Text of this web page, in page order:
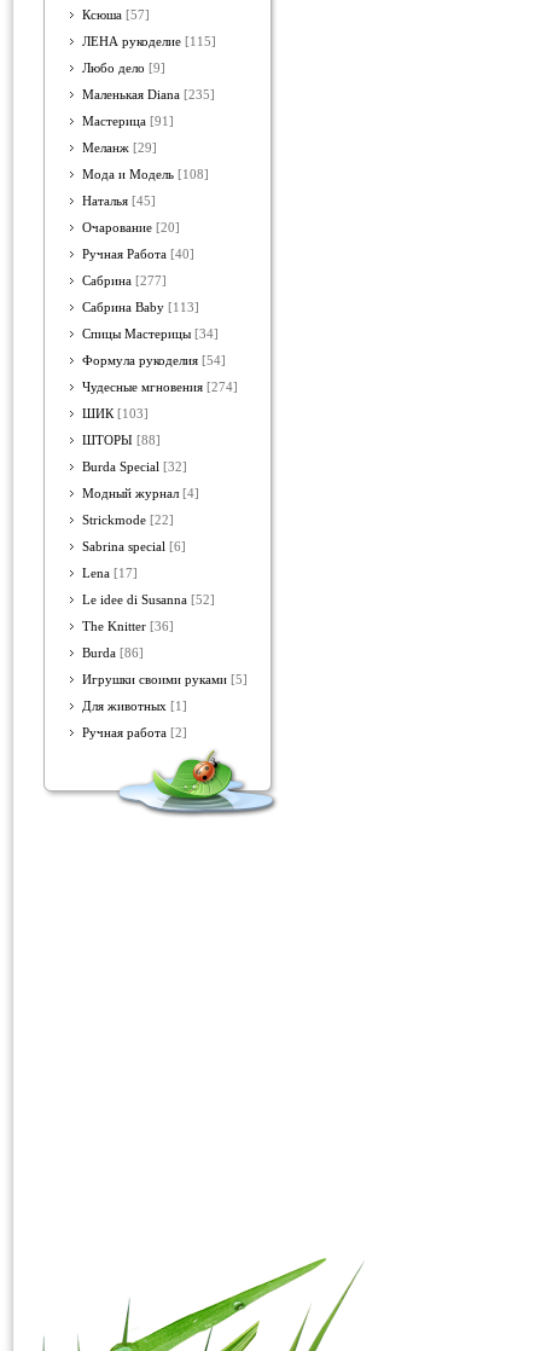
Ксюша [57]
ЛЕНА рукоделие [115]
Любо дело [9]
Маленькая Diana [235]
Мастерица [91]
Меланж [29]
Мода и Модель [108]
Наталья [45]
Очарование [20]
Ручная Работа [40]
Сабрина [277]
Сабрина Baby [113]
Спицы Мастерицы [34]
Формула рукоделия [54]
Чудесные мгновения [274]
ШИК [103]
ШТОРЫ [88]
Burda Special [32]
Модный журнал [4]
Strickmode [22]
Sabrina special [6]
Lena [17]
Le idee di Susanna [52]
The Knitter [36]
Burda [86]
Игрушки своими руками [5]
Для животных [1]
Ручная работа [2]